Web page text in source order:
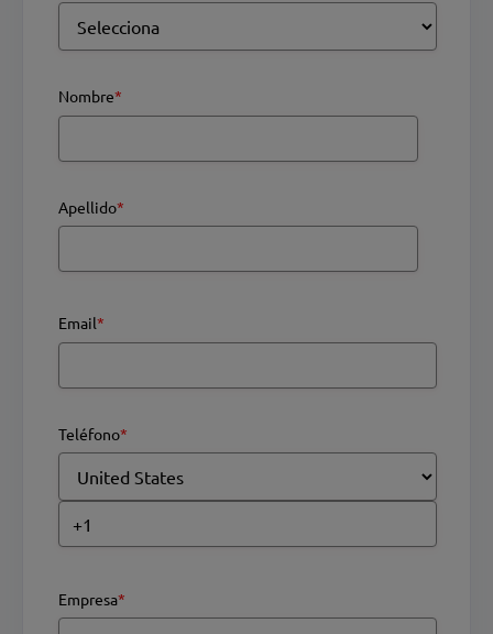
Nombre*
Apellido*
Email*
Teléfono*
Empresa*